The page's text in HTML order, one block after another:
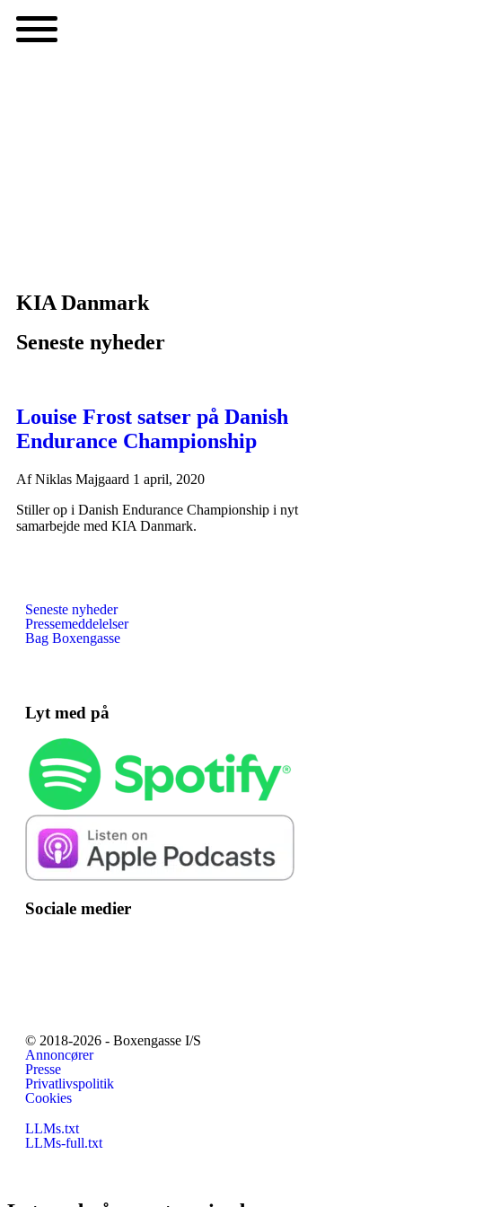
KIA Danmark
Seneste nyheder
Louise Frost satser på Danish
Endurance Championship
AfNiklas Majgaard 1 april, 2020
Stiller op i Danish Endurance Championship i nyt
samarbejde med KIA Danmark.
Seneste nyheder
Pressemeddelelser
Bag Boxengasse
Lyt med på
Sociale medier
© 2018-2026 - Boxengasse I/S
Annoncører
Presse
Privatlivspolitik
Cookies
LLMs.txt
LLMs-full.txt